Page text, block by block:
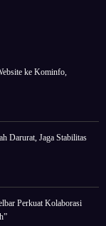
ke Kominfo,
Darurat, Jaga Stabilitas
Perkuat Kolaborasi